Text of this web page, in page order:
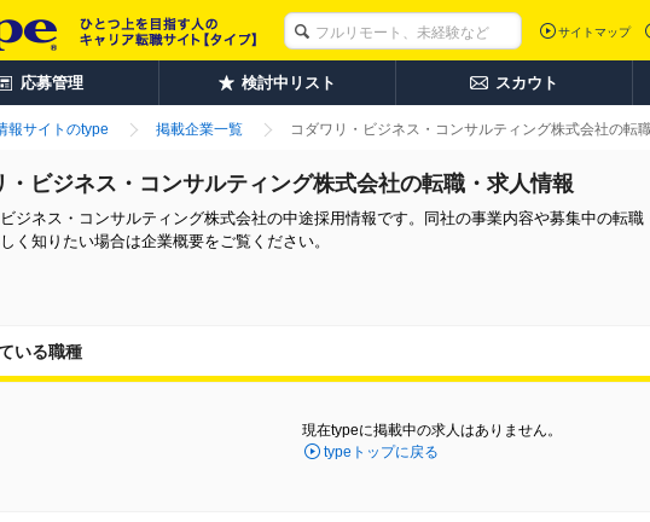
サイトマップ
応募管理 検討中リスト スカウト
報サイトのtype 掲載企業一覧 コダワリ・ビジネス・コンサルティング株式会社の転
・ビジネス・コンサルティング株式会社の転職・求人情報
ジネス・コンサルティング株式会社の中途採用情報です。同社の事業内容や募集中の転
く知りたい場合は企業概要をご覧ください。
いる職種
現在typeに掲載中の求人はありません。
typeトップに戻る